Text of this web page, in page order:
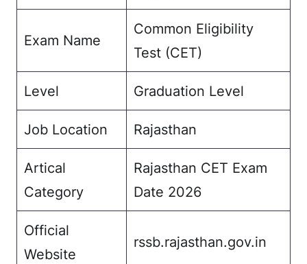
Exam Name
Common Eligibility
Test (CET)
Level Graduation Level
Job Location Rajasthan
Artical
Category
Rajasthan CET Exam
Date 2026
Official
Website
rssb.rajasthan.gov.in